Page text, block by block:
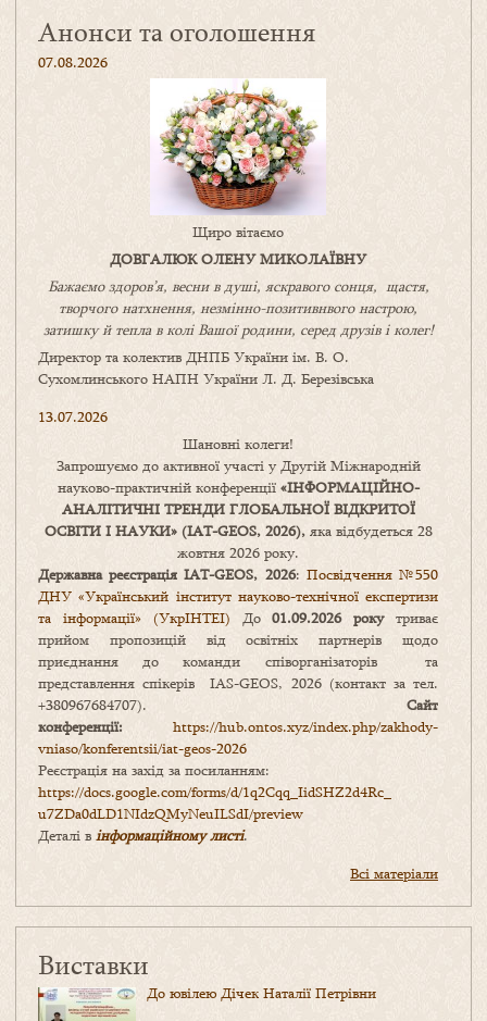
Анонси та оголошення
07.08.2026
Щиро вітаємо
ДОВГАЛЮК ОЛЕНУ МИКОЛАЇВНУ
Бажаємо здоров’я, весни в душі, яскравого сонця, щастя,
творчого натхнення, незмінно-позитивнвого настрою,
затишкуйтепла в коліВашоїродини, серед друзів і колег!
Директор та колектив ДНПБ України ім. В. О.
Сухомлинського НАПН України Л. Д. Березівська
13.07.2026
Шановні колеги!
Запрошуємо до активної участі у Другій Міжнародній
науково-практичній конференції «ІНФОРМАЦІЙНО-
АНАЛІТИЧНІ ТРЕНДИ ГЛОБАЛЬНОЇ ВІДКРИТОЇ
ОСВІТИ І НАУКИ» (IAT-GEOS, 2026),яка відбудеться 28
жовтня 2026 року.
Державна реєстрація IAT-GEOS, 2026: Посвідчення №550
ДНУ «Український інститут науково-технічної експертизи
та інформації» (УкрІНТЕІ) До01.09.2026 рокутриває
прийом пропозицій від освітніх партнерів щодо
приєднання до команди співорганізаторів та
представлення спікерів IAS-GEOS, 2026 (контакт за тел.
+380967684707). Сайт
конференції: https://hub.ontos.xyz/index.php/zakhody-
vniaso/konferentsii/iat-geos-2026
Реєстрація на захід за посиланням:
https://docs.google.com/forms/d/1q2Cqq_IidSHZ2d4Rc_
u7ZDa0dLD1NIdzQMyNeuILSdI/preview
Деталі в інформаційному листі.
Всі матеріали
Виставки
До ювілею Дічек Наталії Петрівни